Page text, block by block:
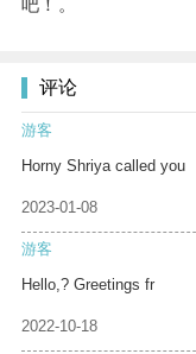
吧！。
评论
游客
Horny Shriya called you
2023-01-08
游客
Hello,? Greetings fr
2022-10-18